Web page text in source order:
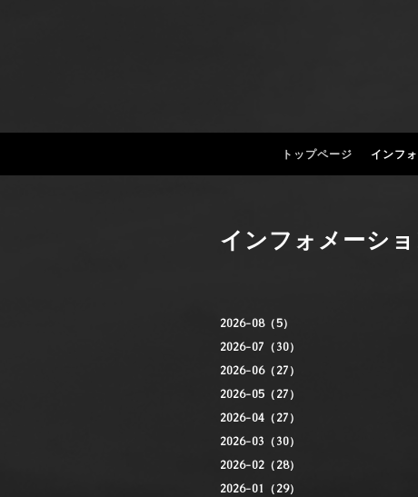
トップページ インフ
2026-08（5）
2026-07（30）
2026-06（27）
2026-05（27）
2026-04（27）
2026-03（30）
2026-02（28）
2026-01（29）
インフォメーシ